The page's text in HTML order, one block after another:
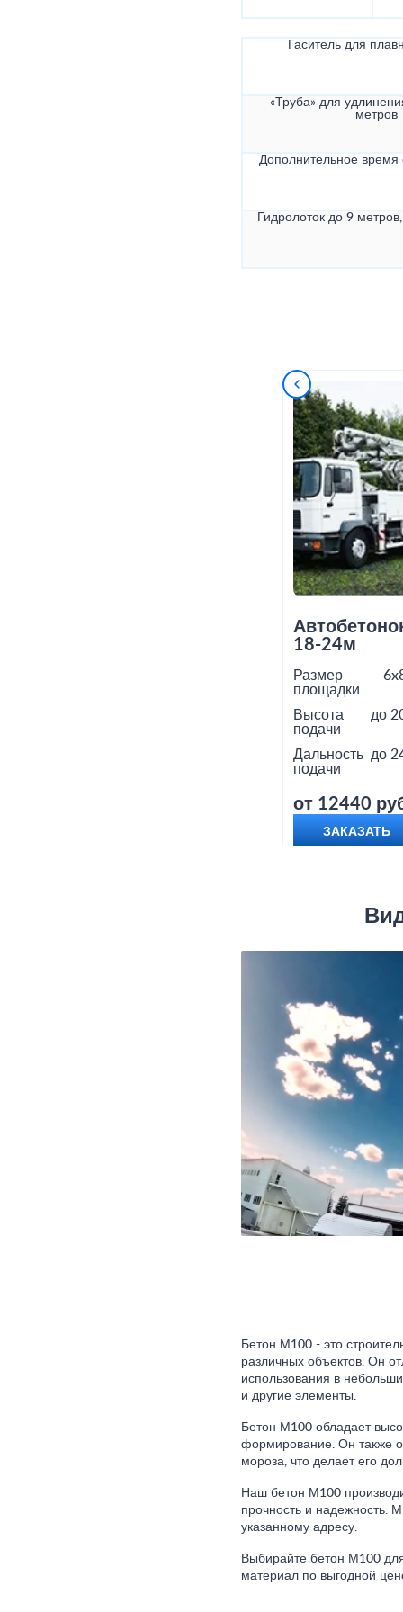
Гаситель для
«Труба» для
метров
Дополнительное
Гидролоток до 9
18-24м
Размер
площадки
Высота
подачи
до
Дальность
подачи
до
от 12440
ЗАКАЗАТЬ
Бетон М100 - это
различных объектов. Он
использования в
и другие элементы.
Бетон М100 обладает
формирование. Он также
мороза, что делает его
Наш бетон М100
прочность и надежность.
указанному адресу.
Выбирайте бетон М100
материал по выгодной